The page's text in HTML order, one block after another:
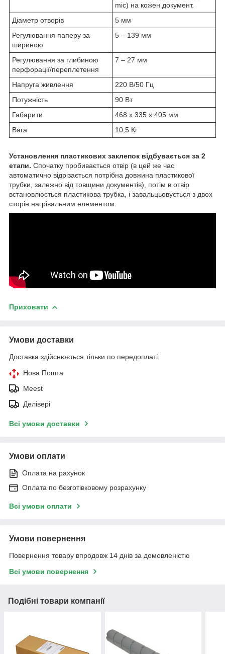
mic) на кожен документ.
Діаметр отворів
5 мм
Регулювання паперу за
шириною
5 – 139 мм
Регулювання за глибиною
перфорації/переплетення
7 – 27 мм
Напруга живлення
220 В/50 Гц
Потужність
90 Вт
Габарити
468 х 335 х 405 мм
Вага
10,5 Кг
Установлення пластикових заклепок відбувається за 2
етапи. Спочатку пробивається отвір (в цей же час
автоматично відрізається потрібна довжина пластикової
трубки, залежно від товщини документів), потім в отвір
встановлюється пластикова трубка, і завальцьовується з двох
сторін нагрівальним елементом.
Приховати
Умови доставки
Доставка здійснюється тільки по передоплаті.
Нова Пошта
Meest
Делівері
Всі умови доставки
Умови оплати
Оплата на рахунок
Оплата по безготівковому розрахунку
Всі умови оплати
Умови повернення
Повернення товару впродовж 14 днів за домовленістю
Всі умови повернення
Подібні товари компанії